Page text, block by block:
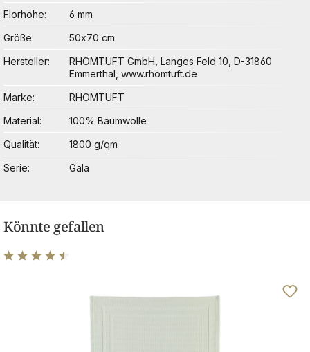
Florhöhe
6 mm
Größe
50x70 cm
Hersteller
RHOMTUFT GmbH, Langes Feld 10, D-31860
Emmerthal, www.rhomtuft.de
Marke
RHOMTUFT
Material
100% Baumwolle
Qualität
1800 g/qm
Serie
Gala
Könnte gefallen